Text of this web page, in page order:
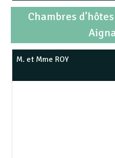
Chambres
M. et Mme ROY